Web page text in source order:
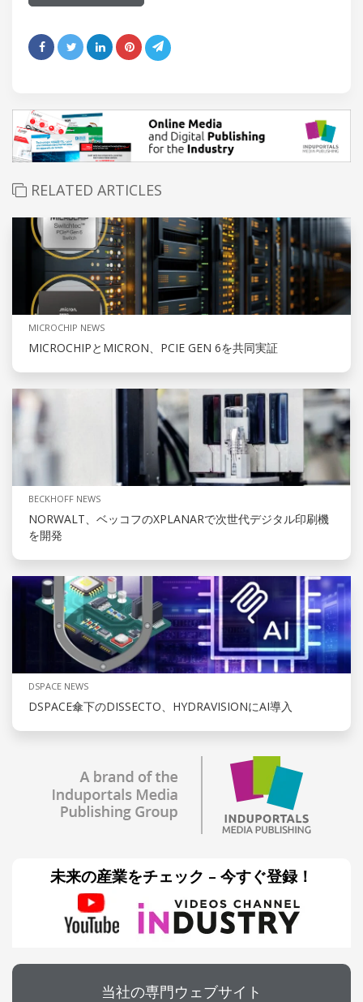
RELATED ARTICLES
MICROCHIP NEWS
MICROCHIPとMICRON、PCIE GEN 6を共同実証
BECKHOFF NEWS
NORWALT、ベッコフのXPLANARで次世代デジタル印刷機
を開発
DSPACE NEWS
DSPACE傘下のDISSECTO、HYDRAVISIONにAI導入
未来の産業をチェック – 今すぐ登録！
当社の専門ウェブサイト